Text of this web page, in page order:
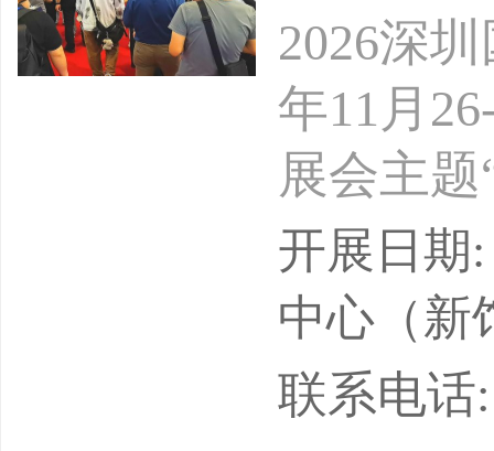
2026深
年11月
展会主
位中国
电子音
市场背
开展日期
中心（新
联系电话: